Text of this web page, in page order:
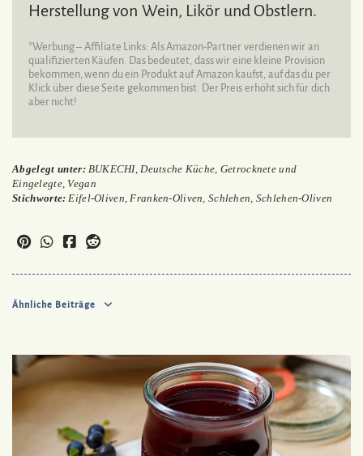
Herstellung von Wein, Likör und Obstlern.
*Werbung – Affiliate Links: Als Amazon-Partner verdienen wir an
qualifizierten Käufen. Das bedeutet, dass wir eine kleine Provision
bekommen, wenn du ein Produkt auf Amazon kaufst, auf das du per
Klick über diese Seite gekommen bist. Der Preis erhöht sich für dich
aber nicht!
Abgelegt unter: BUKECHI, Deutsche Küche Getrocknete und
Eingelegte, Vegan
Stichworte: Eifel-Oliven Franken-Oliven ,Schlehen Schlehen-Oliven
Ähnliche Beiträge